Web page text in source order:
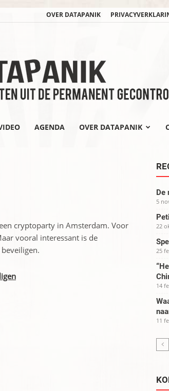
OVER DATAPANIK
AGENDA OVER DATAPANIK
cryptoparty in Amsterdam. Voor
vooral interessant is de
De
5
22
25
14
11